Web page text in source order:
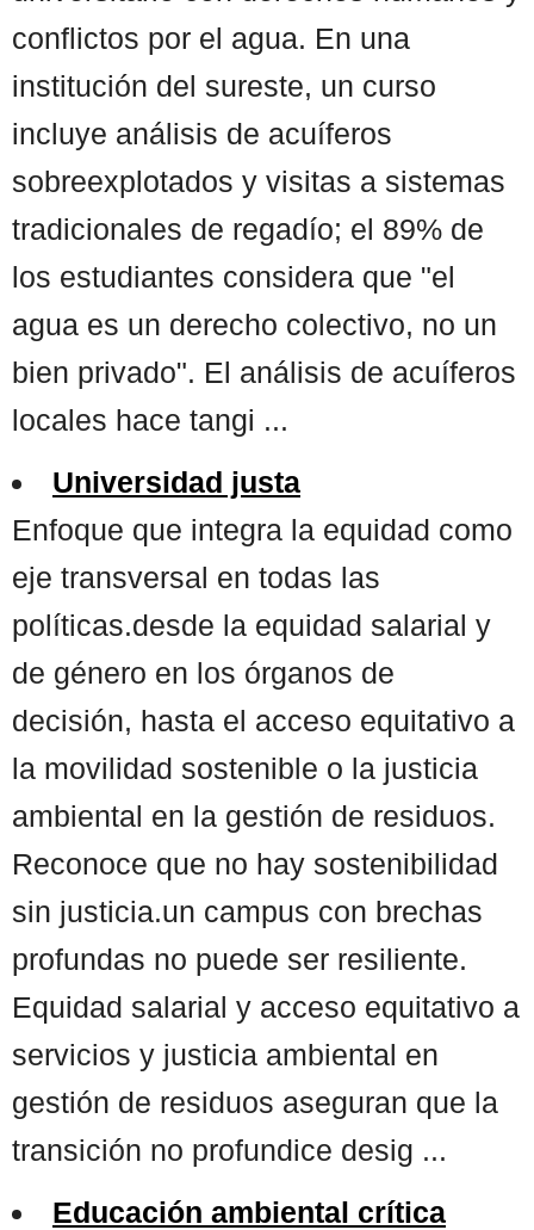
conflictos por el agua. En una
institución del sureste, un curso
incluye análisis de acuíferos
sobreexplotados y visitas a sistemas
tradicionales de regadío; el 89% de
los estudiantes considera que "el
agua es un derecho colectivo, no un
bien privado". El análisis de acuíferos
locales hace tangi ...
Universidad justa
Enfoque que integra la equidad como
eje transversal en todas las
políticas.desde la equidad salarial y
de género en los órganos de
decisión, hasta el acceso equitativo a
la movilidad sostenible o la justicia
ambiental en la gestión de residuos.
Reconoce que no hay sostenibilidad
sin justicia.un campus con brechas
profundas no puede ser resiliente.
Equidad salarial y acceso equitativo a
servicios y justicia ambiental en
gestión de residuos aseguran que la
transición no profundice desig ...
Educación ambiental crítica